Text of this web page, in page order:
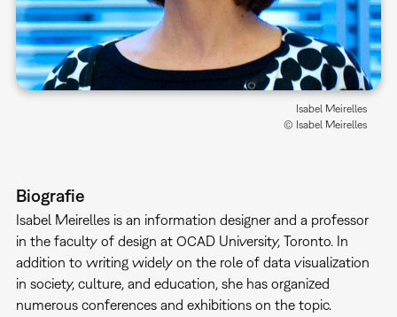
Isabel Meirelles
© Isabel Meirelles
Biografie
Isabel Meirelles is an information designer and a professor
in the faculty of design at OCAD University, Toronto. In
addition to writing widely on the role of data visualization
in society, culture, and education, she has organized
numerous conferences and exhibitions on the topic.